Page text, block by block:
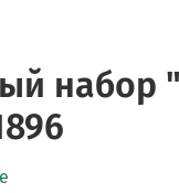
набор "